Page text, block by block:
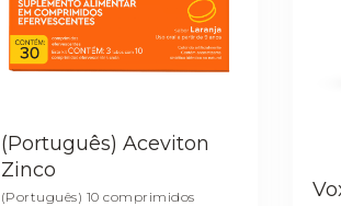
(Português) Aceviton
Zinco
(Português) 10 comprimidos